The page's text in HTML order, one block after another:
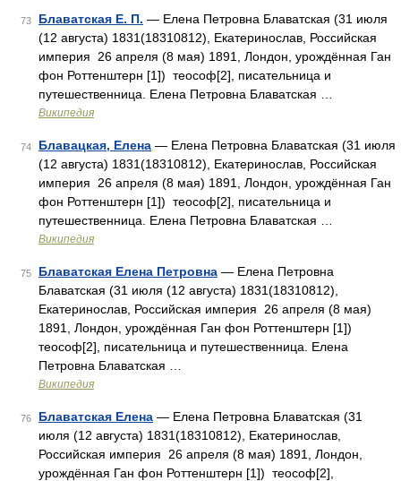
73 Блаватская Е. П. — Елена Петровна Блаватская (31 июля
(12 августа) 1831(18310812), Екатеринослав, Российская
империя 26 апреля (8 мая) 1891, Лондон, урождённая Ган
фон Роттенштерн [1]) теософ[2], писательница и
путешественница. Елена Петровна Блаватская …
Википедия
74 Блавацкая, Елена — Елена Петровна Блаватская (31 июля
(12 августа) 1831(18310812), Екатеринослав, Российская
империя 26 апреля (8 мая) 1891, Лондон, урождённая Ган
фон Роттенштерн [1]) теософ[2], писательница и
путешественница. Елена Петровна Блаватская …
Википедия
75 Блаватская Елена Петровна — Елена Петровна
Блаватская (31 июля (12 августа) 1831(18310812),
Екатеринослав, Российская империя 26 апреля (8 мая)
1891, Лондон, урождённая Ган фон Роттенштерн [1])
теософ[2], писательница и путешественница. Елена
Петровна Блаватская …
Википедия
76 Блаватская Елена — Елена Петровна Блаватская (31
июля (12 августа) 1831(18310812), Екатеринослав,
Российская империя 26 апреля (8 мая) 1891, Лондон,
урождённая Ган фон Роттенштерн [1]) теософ[2],